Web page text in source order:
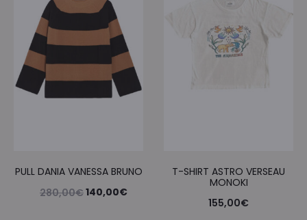
660,00€.
PULL DANIA VANESSA BRUNO
280,00€Le
140,00€
T-SHIRT ASTRO VERSEAU
MONOKI
155,00€